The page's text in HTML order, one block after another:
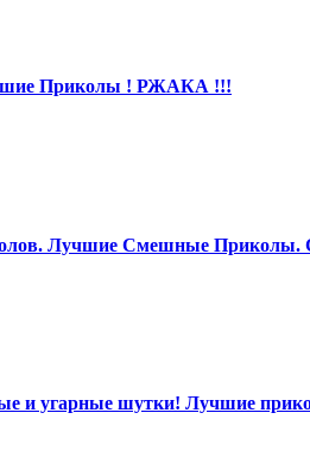
Приколы ! РЖАКА !!!
Лучшие Смешные Приколы.
и угарные шутки! Лучшие